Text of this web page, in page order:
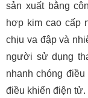
sản xuất bằng
hợp kim cao cấp
chịu va đập và
người sử dụng
nhanh chóng
điều khiển điện tử.